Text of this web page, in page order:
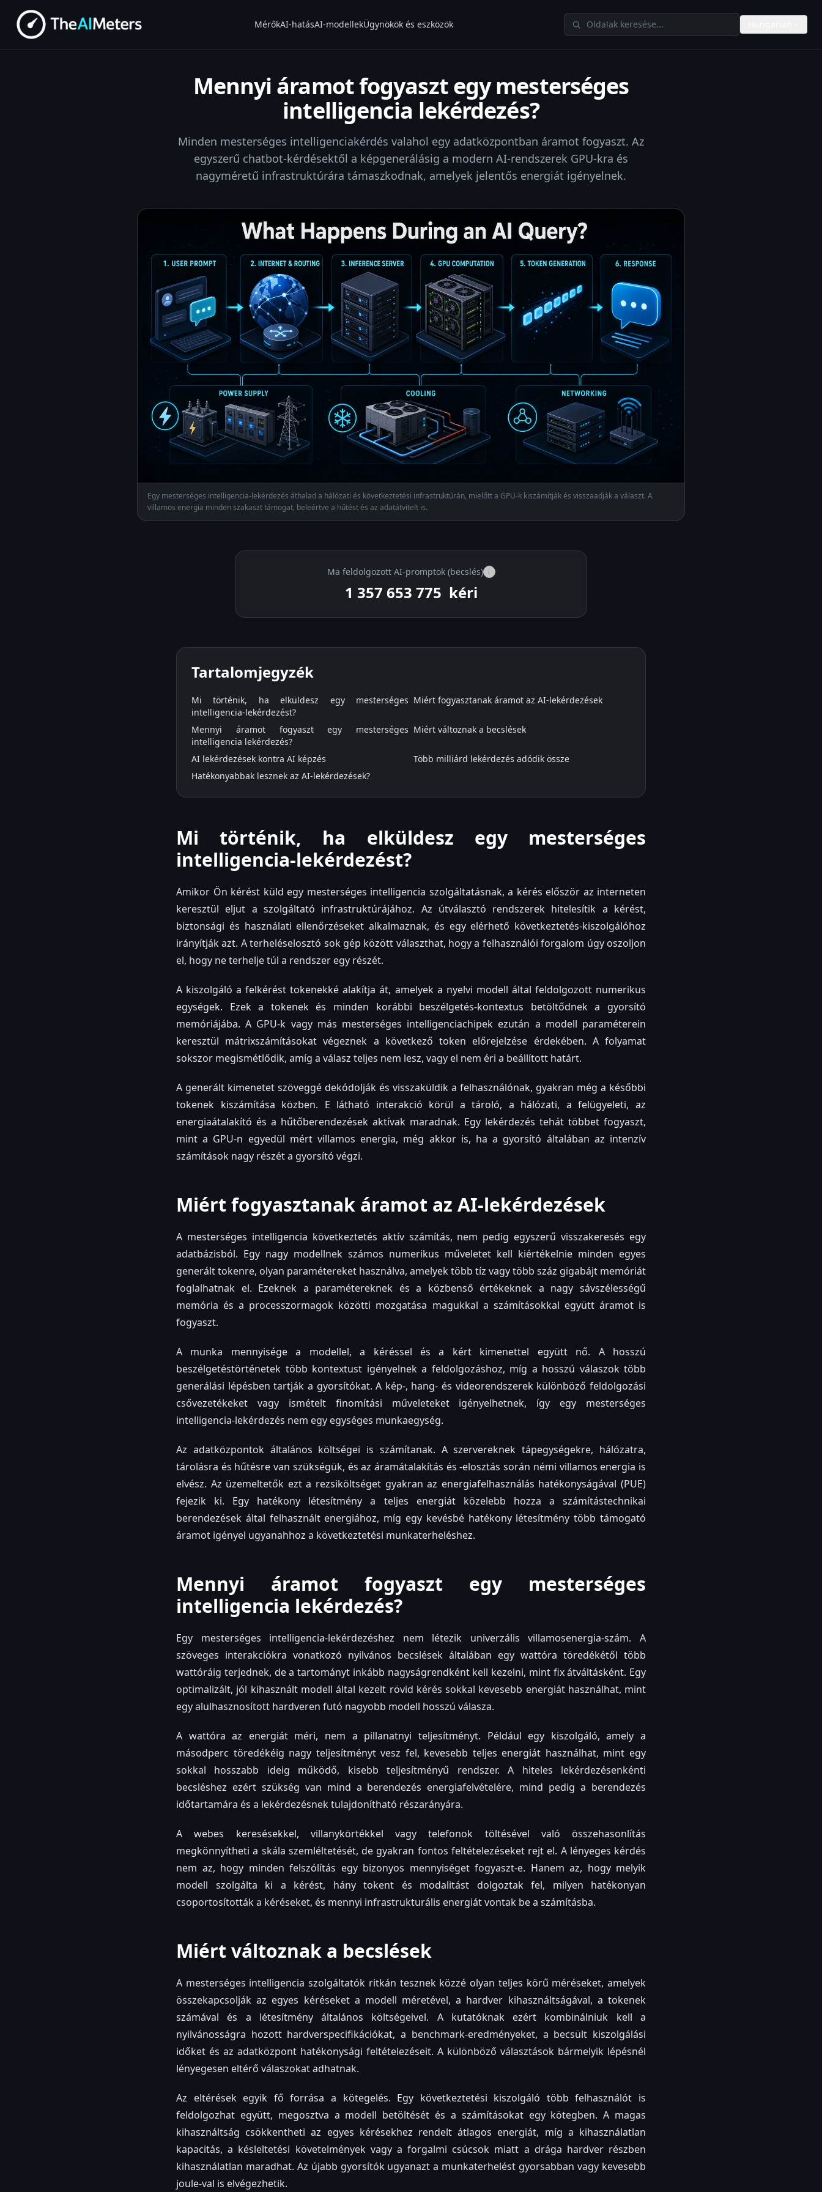
MérőkAI-hatásAI-modellekÜgynökök és eszközök Keresés a TheAIMetersen
Mennyi áramot fogyaszt egy mesterséges
intelligencia lekérdezés?
Minden mesterséges intelligenciakérdés valahol egy adatközpontban áramot fogyaszt. Az
egyszerű chatbot-kérdésektől a képgenerálásig a modern AI-rendszerek GPU-kra és
nagyméretű infrastruktúrára támaszkodnak, amelyek jelentős energiát igényelnek.
Egy mesterséges intelligencia-lekérdezés áthalad a hálózati és következtetési infrastruktúrán, mielőtt a GPU-k kiszámítják és visszaadják a választ. A
villamos energia minden szakaszt támogat, beleértve a hűtést és az adatátvitelt is.
Ma feldolgozott AI-promptok (becslés) i
1 357 679 875 kéri
Tartalomjegyzék
Mi történik, ha elküldesz egy mesterséges
intelligencia-lekérdezést?
Miért fogyasztanak áramot az AI-lekérdezések
Mennyi áramot fogyaszt egy mesterséges
intelligencia lekérdezés?
Miért változnak a becslések
AI lekérdezések kontra AI képzés
Több milliárd lekérdezés adódik össze
Hatékonyabbak lesznek az AI-lekérdezések?
Mi történik, ha elküldesz egy mesterséges
intelligencia-lekérdezést?
Amikor Ön kérést küld egy mesterséges intelligencia szolgáltatásnak, a kérés először az interneten
keresztül eljut a szolgáltató infrastruktúrájához. Az útválasztó rendszerek hitelesítik a kérést,
biztonsági és használati ellenőrzéseket alkalmaznak, és egy elérhető következtetés-kiszolgálóhoz
irányítják azt. A terheléselosztó sok gép között választhat, hogy a felhasználói forgalom úgy oszoljon
el, hogy ne terhelje túl a rendszer egy részét.
A kiszolgáló a felkérést tokenekké alakítja át, amelyek a nyelvi modell által feldolgozott numerikus
egységek. Ezek a tokenek és minden korábbi beszélgetés-kontextus betöltődnek a gyorsító
memóriájába. A GPU-k vagy más mesterséges intelligenciachipek ezután a modell paraméterein
keresztül mátrixszámításokat végeznek a következő token előrejelzése érdekében. A folyamat
sokszor megismétlődik, amíg a válasz teljes nem lesz, vagy el nem éri a beállított határt.
A generált kimenetet szöveggé dekódolják és visszaküldik a felhasználónak, gyakran még a későbbi
tokenek kiszámítása közben. E látható interakció körül a tároló, a hálózati, a felügyeleti, az
energiaátalakító és a hűtőberendezések aktívak maradnak. Egy lekérdezés tehát többet fogyaszt,
mint a GPU-n egyedül mért villamos energia, még akkor is, ha a gyorsító általában az intenzív
számítások nagy részét a gyorsító végzi.
Miért fogyasztanak áramot az AI-lekérdezések
A mesterséges intelligencia következtetés aktív számítás, nem pedig egyszerű visszakeresés egy
adatbázisból. Egy nagy modellnek számos numerikus műveletet kell kiértékelnie minden egyes
generált tokenre, olyan paramétereket használva, amelyek több tíz vagy több száz gigabájt memóriát
foglalhatnak el. Ezeknek a paramétereknek és a közbenső értékeknek a nagy sávszélességű
memória és a processzormagok közötti mozgatása magukkal a számításokkal együtt áramot is
fogyaszt.
A munka mennyisége a modellel, a kéréssel és a kért kimenettel együtt nő. A hosszú
beszélgetéstörténetek több kontextust igényelnek a feldolgozáshoz, míg a hosszú válaszok több
generálási lépésben tartják a gyorsítókat. A kép-, hang- és videorendszerek különböző feldolgozási
csővezetékeket vagy ismételt finomítási műveleteket igényelhetnek, így egy mesterséges
intelligencia-lekérdezés nem egy egységes munkaegység.
Az adatközpontok általános költségei is számítanak. A szervereknek tápegységekre, hálózatra,
tárolásra és hűtésre van szükségük, és az áramátalakítás és -elosztás során némi villamos energia is
elvész. Az üzemeltetők ezt a rezsiköltséget gyakran az energiafelhasználás hatékonyságával (PUE)
fejezik ki. Egy hatékony létesítmény a teljes energiát közelebb hozza a számítástechnikai
berendezések által felhasznált energiához, míg egy kevésbé hatékony létesítmény több támogató
áramot igényel ugyanahhoz a következtetési munkaterheléshez.
Mennyi áramot fogyaszt egy mesterséges
intelligencia lekérdezés?
Egy mesterséges intelligencia-lekérdezéshez nem létezik univerzális villamosenergia-szám. A
szöveges interakciókra vonatkozó nyilvános becslések általában egy wattóra töredékétől több
wattóráig terjednek, de a tartományt inkább nagyságrendként kell kezelni, mint fix átváltásként. Egy
optimalizált, jól kihasznált modell által kezelt rövid kérés sokkal kevesebb energiát használhat, mint
egy alulhasznosított hardveren futó nagyobb modell hosszú válasza.
A wattóra az energiát méri, nem a pillanatnyi teljesítményt. Például egy kiszolgáló, amely a
másodperc töredékéig nagy teljesítményt vesz fel, kevesebb teljes energiát használhat, mint egy
sokkal hosszabb ideig működő, kisebb teljesítményű rendszer. A hiteles lekérdezésenkénti
becsléshez ezért szükség van mind a berendezés energiafelvételére, mind pedig a berendezés
időtartamára és a lekérdezésnek tulajdonítható részarányára.
A webes keresésekkel, villanykörtékkel vagy telefonok töltésével való összehasonlítás
megkönnyítheti a skála szemléltetését, de gyakran fontos feltételezéseket rejt el. A lényeges kérdés
nem az, hogy minden felszólítás egy bizonyos mennyiséget fogyaszt-e. Hanem az, hogy melyik
modell szolgálta ki a kérést, hány tokent és modalitást dolgoztak fel, milyen hatékonyan
csoportosították a kéréseket, és mennyi infrastrukturális energiát vontak be a számításba.
Miért változnak a becslések
A mesterséges intelligencia szolgáltatók ritkán tesznek közzé olyan teljes körű méréseket, amelyek
összekapcsolják az egyes kéréseket a modell méretével, a hardver kihasználtságával, a tokenek
számával és a létesítmény általános költségeivel. A kutatóknak ezért kombinálniuk kell a
nyilvánosságra hozott hardverspecifikációkat, a benchmark-eredményeket, a becsült kiszolgálási
időket és az adatközpont hatékonysági feltételezéseit. A különböző választások bármelyik lépésnél
lényegesen eltérő válaszokat adhatnak.
Az eltérések egyik fő forrása a kötegelés. Egy következtetési kiszolgáló több felhasználót is
feldolgozhat együtt, megosztva a modell betöltését és a számításokat egy kötegben. A magas
kihasználtság csökkentheti az egyes kérésekhez rendelt átlagos energiát, míg a kihasználatlan
kapacitás, a késleltetési követelmények vagy a forgalmi csúcsok miatt a drága hardver részben
kihasználatlan maradhat. Az újabb gyorsítók ugyanazt a munkaterhelést gyorsabban vagy kevesebb
joule-val is elvégezhetik.